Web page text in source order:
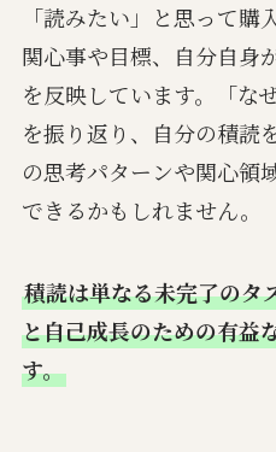
「読みたい」と思って
関心事や目標、自分自身
を反映しています。「な
を振り返り、自分の積読
の思考パターンや関心領
できるかもしれません。
積読は単なる未完了のタ
と自己成長のための有益
す。